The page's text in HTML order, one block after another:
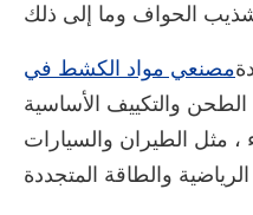
مصنعي مواد الكشط في
والتكييف الأساسية
، مثل الطيران والسيارات